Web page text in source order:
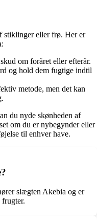
stiklinger eller frø. Her er
om foråret eller efterår.
og hold dem fugtige indtil
metode, men det kan
du nyde skønheden af
om du er nybegynder eller
til enhver have.
slægten Akebia og er